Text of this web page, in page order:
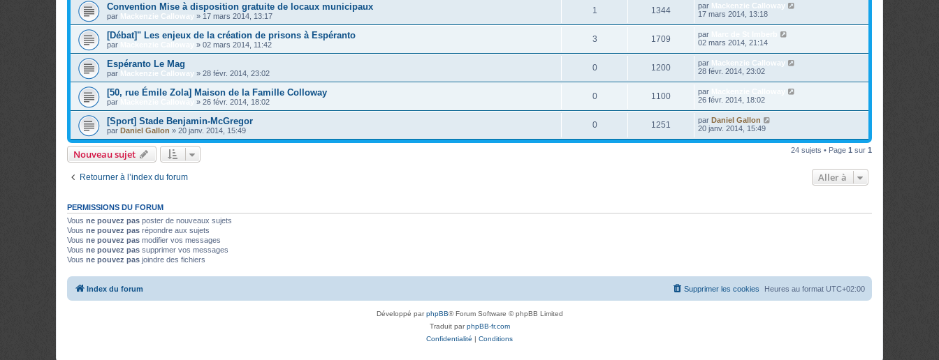
Convention Mise à disposition gratuite de locaux municipaux
par Mackenzie Calloway » 17 mars 2014, 13:17
1 1344 par Mackenzie Calloway
17 mars 2014, 13:18
[Débat]" Les enjeux de la création de prisons à Espéranto
par » 02 mars 2014, 11:42
3 1709 par
02 mars 2014, 21:14
Espéranto Le Mag
par Mackenzie Calloway » 28 févr. 2014, 23:02
0 1200 par Mackenzie Calloway
28 févr. 2014, 23:02
[50, rue Émile Zola] Maison de la Famille Colloway
par » 26 févr. 2014, 18:02
0 1100 par
26 févr. 2014, 18:02
[Sport] Stade Benjamin-McGregor
par Daniel Gallon » 20 janv. 2014, 15:49
0 1251 par Daniel Gallon
20 janv. 2014, 15:49
Nouveau sujet 24 sujets • Page 1 sur 1
Retourner à l’index du forum Aller à
PERMISSIONS DU FORUM
Vous ne pouvez pas poster de nouveaux sujets
Vous ne pouvez pas répondre aux sujets
Vous ne pouvez pas modifier vos messages
Vous ne pouvez pas supprimer vos messages
Vous ne pouvez pas joindre des fichiers
Index du forum Heures au format UTC+02:00
Supprimer les cookies
Développé parphpBB® Forum Software © phpBB Limited
Traduit parphpBB-fr.com
Confidentialité | Conditions